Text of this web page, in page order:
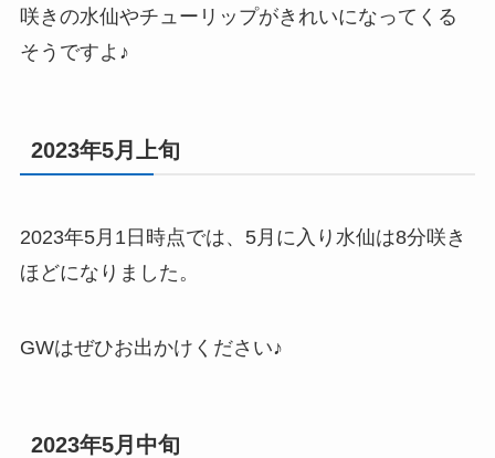
咲きの水仙やチューリップがきれいになってくる
そうですよ♪
2023年5月上旬
2023年5月1日時点では、5月に入り水仙は8分咲き
ほどになりました。
GWはぜひお出かけください♪
2023年5月中旬